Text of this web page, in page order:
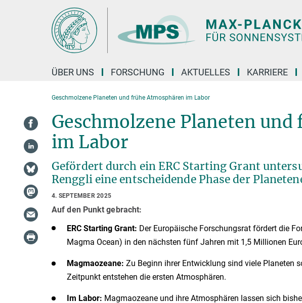
ÜBER UNS FORSCHUNG AKTUELLES KARRIERE
Geschmolzene Planeten und frühe Atmosphären im Labor
Geschmolzene Planeten
im Labor
Gefördert durch ein ERC Starting Grant
Renggli eine entscheidende Phase der
4. SEPTEMBER 2025
Auf den Punkt gebracht:
ERC Starting Grant: Der Europäische Forschungsrat fördert die
Magma Ocean) in den nächsten fünf Jahren mit 1,5 Millionen
Magmaozeane: Zu Beginn ihrer Entwicklung sind viele Planeten
Zeitpunkt entstehen die ersten Atmosphären.
Im Labor: Magmaozeane und ihre Atmosphären lassen sich